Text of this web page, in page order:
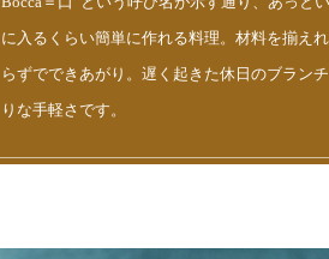
に入るくらい簡単に作れる料理。材料を揃え
らずでできあがり。遅く起きた休日のブラン
りな手軽さです。